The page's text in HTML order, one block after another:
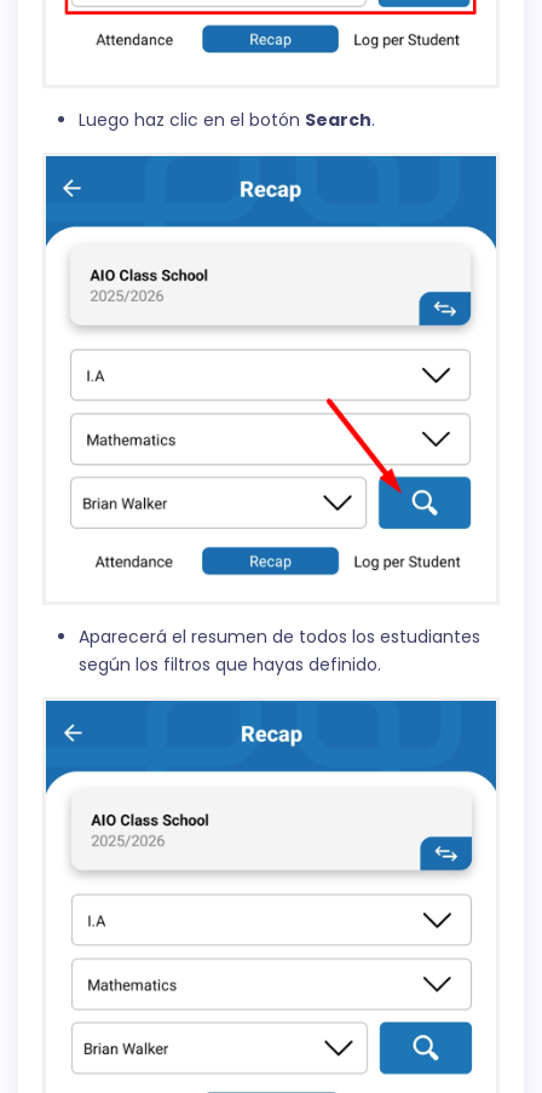
Luego haz clic en el botón Search.
Aparecerá el resumen de todos los estudiantes
según los filtros que hayas definido.